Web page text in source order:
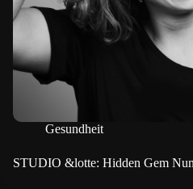
Gesundheit
STUDIO &lotte: Hidden Gem